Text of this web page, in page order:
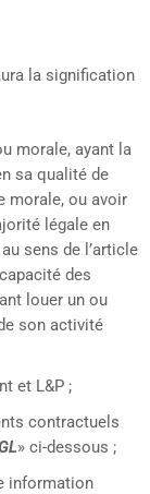
la signification
morale, ayant la
sa qualité de
morale, ou avoir
légale en
sens de l’article
des
louer un ou
son activité
et L&P ;
contractuels
» ci-dessous ;
information